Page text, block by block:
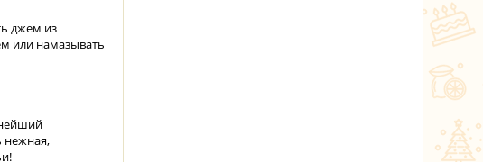
джем из
или намазывать
нежная,